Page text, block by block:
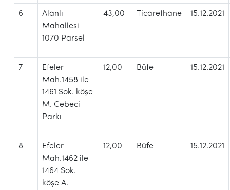
6
Alanlı
Mahallesi
1070 Parsel
43,00 Ticarethane 15.12.2021
7
Efeler
Mah.1458 ile
1461 Sok. köşe
M. Cebeci
Parkı
12,00 Büfe 15.12.2021
8
Efeler
Mah.1462 ile
1464 Sok.
köşe A.
12,00 Büfe 15.12.2021